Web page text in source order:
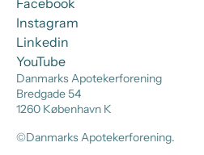
Danmarks Apotekerforening
Bredgade 54
1260 København K
©Danmarks Apotekerforening.
Facebook
Instagram
Linkedin
YouTube